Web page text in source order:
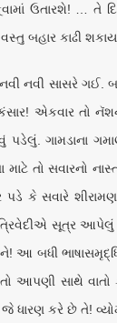
ઉતારશે! … તે
બહાર કાઢી
નવી સાસરે ગઈ.
એકવાર તો
પડેલું. ગામડાના
તો સવારનો
કે સવારે
ત્રિવેદીએ સૂત્ર
ને! આ બધી
આપણી સાથે
જે ધારણ કરે છે તે!